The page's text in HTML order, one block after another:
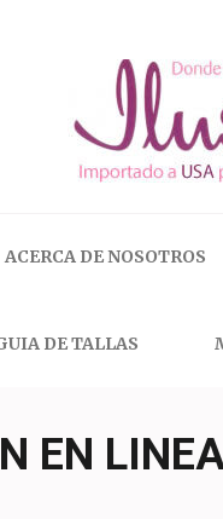
ACERCA DE NOSOTROS
DE TALLAS
EN